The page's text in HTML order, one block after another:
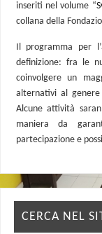
inseriti nel volume “
collana della
Il programma per
definizione: fra le
coinvolgere un
alternativi al
Alcune attività
maniera da
partecipazione e
CERCA NEL